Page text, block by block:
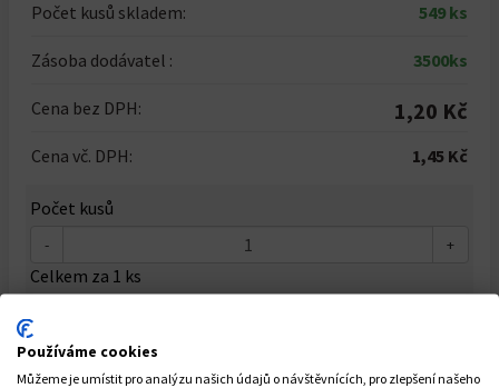
Počet kusů skladem: 549 ks
Zásoba dodávatel : 3500ks
Cena bez DPH: 1,20 Kč
Cena vč. DPH: 1,45 Kč
Počet kusů
- +
Celkem za 1 ks
Používáme cookies
Můžeme je umístit pro analýzu našich údajů o návštěvnících, pro zlepšení našeho